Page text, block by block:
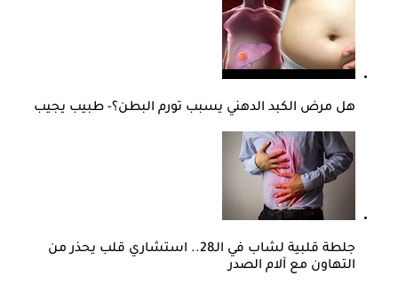
هل مرض الكبد الدهني يسبب تورم البطن؟- طبيب يجيب
جلطة قلبية لشاب في الـ28.. استشاري قلب يحذر من
التهاون مع آلام الصدر